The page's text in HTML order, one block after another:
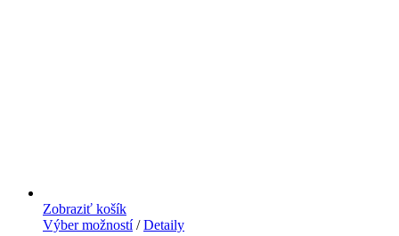
Zobraziť košík
Výber možností/ Detaily